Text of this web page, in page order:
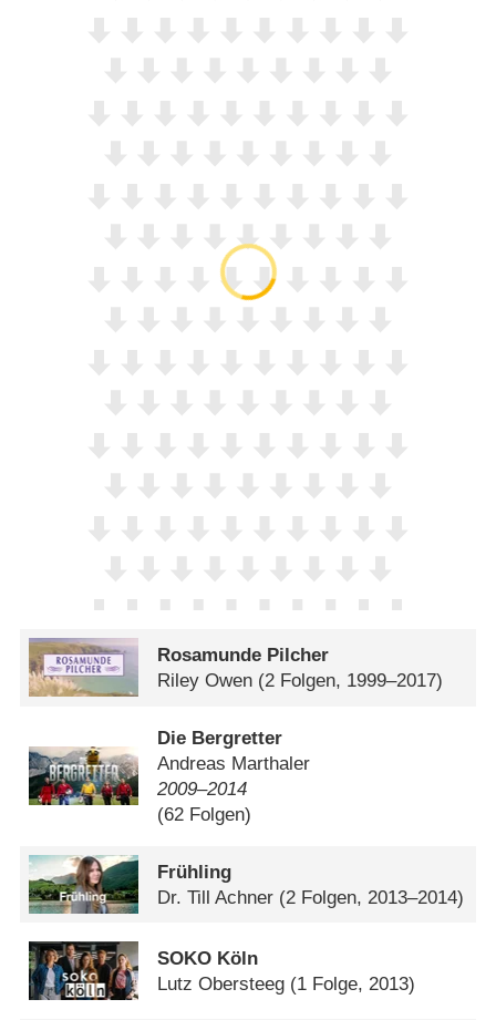
Rosamunde Pilcher
Riley Owen (2 Folgen, 1999–2017)
Die Bergretter
Andreas Marthaler
2009⁠–⁠2014
(62 Folgen)
Frühling
Dr. Till Achner (2 Folgen, 2013–2014)
SOKO Köln
Lutz Obersteeg (1 Folge, 2013)